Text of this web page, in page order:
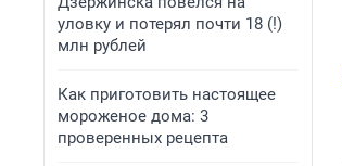
уловку и потерял почти 18 (!)
млн рублей
Как приготовить настоящее
мороженое дома: 3
проверенных рецепта